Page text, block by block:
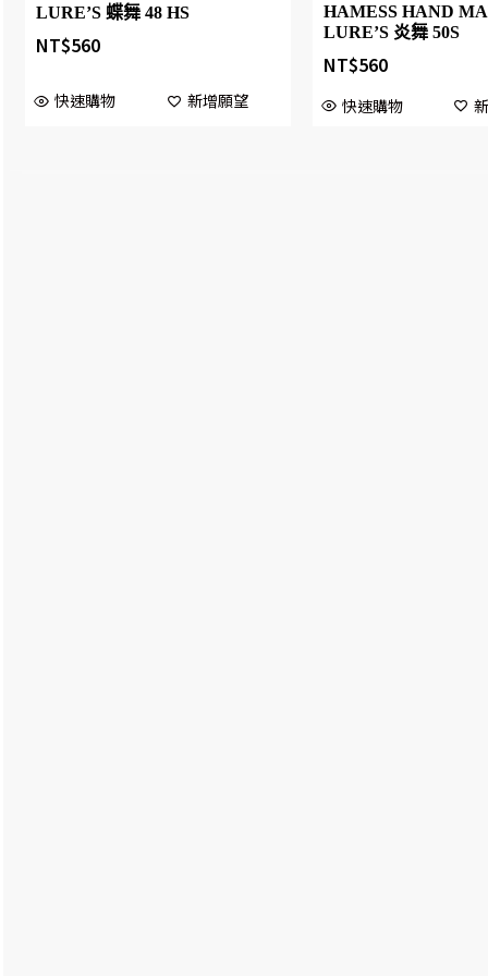
LURE’S 蝶舞 48 HS
NT$560
快速購物 新增願望
HAMESS HAND
LURE’S 炎舞 50S
NT$560
快速購物